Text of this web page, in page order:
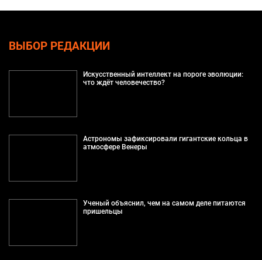
ВЫБОР РЕДАКЦИИ
Искусственный интеллект на пороге эволюции:
что ждёт человечество?
Астрономы зафиксировали гигантские кольца в
атмосфере Венеры
Ученый объяснил, чем на самом деле питаются
пришельцы